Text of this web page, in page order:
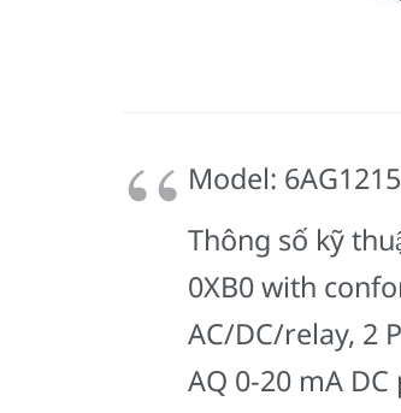
Model:
Thông số kỹ
0XB0 with
AC/DC/relay, 2
AQ 0-20 mA